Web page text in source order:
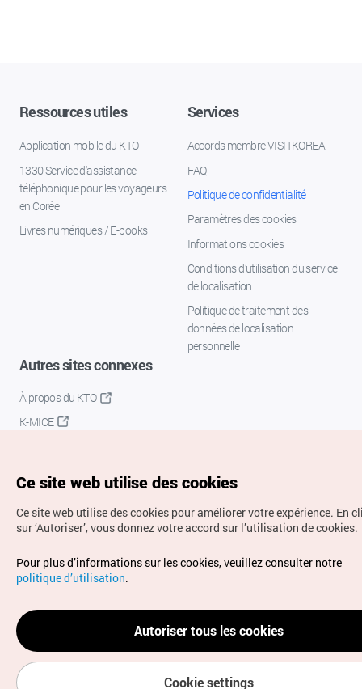
Ressources utiles
Application mobile du KTO
1330 Service d'assistance
téléphonique pour les voyageurs
en Corée
Livres numériques / E-books
Services
Accords membre VISITKOREA
FAQ
Politique de confidentialité
Paramètres des cookies
Informations cookies
Conditions d’utilisation du service
de localisation
Politique de traitement des
données de localisation
personnelle
Autres sites connexes
À propos du KTO
K-MICE
Droits d’auteur (c) Office National du Tourisme en Corée.
Tous droits réservés.
Pour les rapports d'erreurs et demandes de renseignements,
adressez vos demandes à
info.ontc@gmail.com
Ce site web utilise des cookies
Ce site web utilise des cookies pour améliorer votre expérience. En
sur ‘Autoriser’, vous donnez votre accord sur l’utilisation de cookies.
Pour plus d’informations sur les cookies, veuillez consulter notre
politique d’utilisation.
Autoriser tous les cookies
Cookie settings